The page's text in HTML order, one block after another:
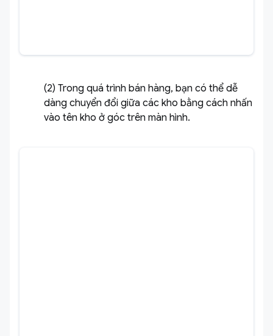
(2) Trong quá trình bán hàng, bạn có thể dễ
dàng chuyển đổi giữa các kho bằng cách nhấn
vào tên kho ở góc trên màn hình.